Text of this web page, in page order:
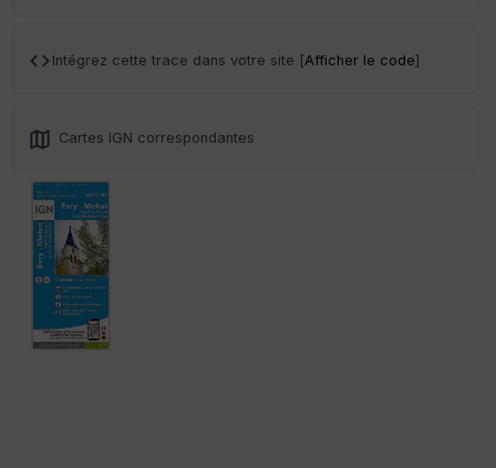
Intégrez cette trace dans votre site [Afficher le code]
Cartes IGN correspondantes